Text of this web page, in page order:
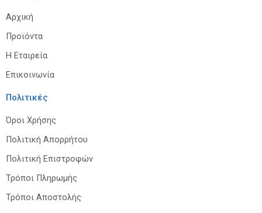
Αρχική
Προϊόντα
Η Εταιρεία
Επικοινωνία
Πολιτικές
Όροι Χρήσης
Πολιτική Απορρήτου
Πολιτική Επιστροφών
Τρόποι Πληρωμής
Τρόποι Αποστολής